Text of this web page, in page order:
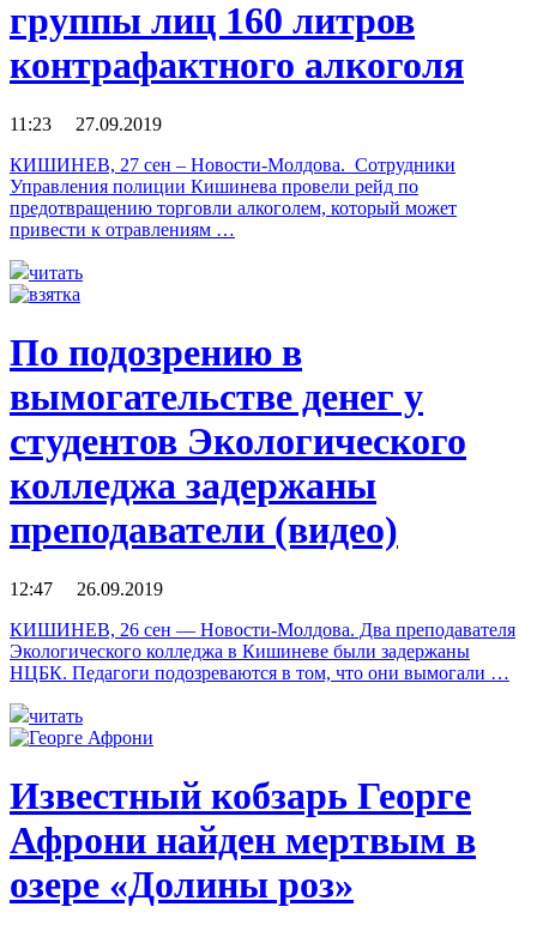
группы лиц 160 литров
контрафактного алкоголя
11:23 27.09.2019
КИШИНЕВ, 27 сен – Новости-Молдова. Сотрудники
Управления полиции Кишинева провели рейд по
предотвращению торговли алкоголем, который может
привести к отравлениям …
читать
По подозрению в
вымогательстве денег у
студентов Экологического
колледжа задержаны
преподаватели (видео)
12:47 26.09.2019
КИШИНЕВ, 26 сен — Новости-Молдова. Два преподавателя
Экологического колледжа в Кишиневе были задержаны
НЦБК. Педагоги подозреваются в том, что они вымогали …
читать
Известный кобзарь Георге
Афрони найден мертвым в
озере «Долины роз»